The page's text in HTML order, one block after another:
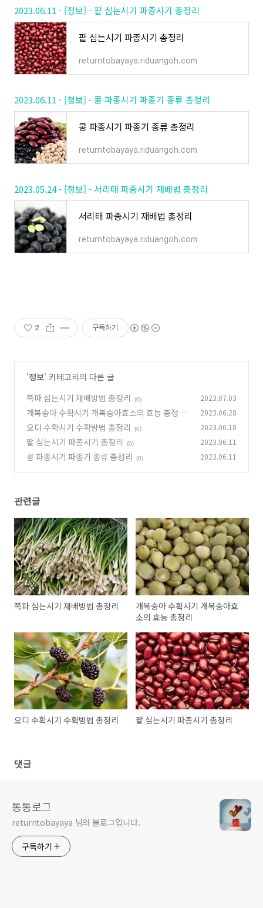
2023.06.11 - [정보] - 팥 심는시기 파종시기 총정리
팥 심는시기 파종시기 총정리
returntobayaya.riduangoh.com
2023.06.11 - [정보] - 콩 파종시기 파종기 종류 총정리
콩 파종시기 파종기 종류 총정리
returntobayaya.riduangoh.com
2023.05.24 - [정보] - 서리태 파종시기 재배법 총정리
서리태 파종시기 재배법 총정리
returntobayaya.riduangoh.com
2 구독하기
'정보' 카테고리의 다른 글
쪽파 심는시기 재배방법 총정리
(0) 2023.07.03
개복숭아 수확시기 개복숭아효소의 효능 총정리
(0)
2023.06.28
오디 수확시기 수확방법 총정리 (0) 2023.06.18
팥 심는시기 파종시기 총정리 (0) 2023.06.11
콩 파종시기 파종기 종류 총정리 (0) 2023.06.11
관련글
쪽파 심는시기 재배방법 총정리
개복숭아 수확시기 개복숭아효
소의 효능 총정리
오디 수확시기 수확방법 총정리 팥 심는시기 파종시기 총정리
댓글
통통로그
returntobayaya 님의 블로그입니다.
구독하기